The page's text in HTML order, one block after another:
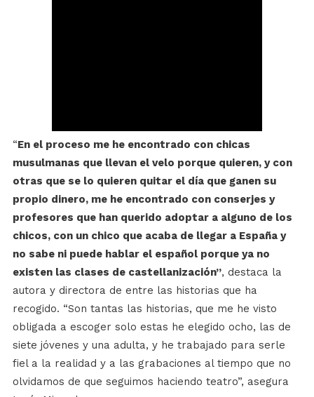
“En el proceso me he encontrado con chicas
musulmanas que llevan el velo porque quieren, y con
otras que se lo quieren quitar el día que ganen su
propio dinero, me he encontrado con conserjes y
profesores que han querido adoptar a alguno de los
chicos, con un chico que acaba de llegar a España y
no sabe ni puede hablar el español porque ya no
existen las clases de castellanización”, destaca la
autora y directora de entre las historias que ha
recogido. “Son tantas las historias, que me he visto
obligada a escoger solo estas he elegido ocho, las de
siete jóvenes y una adulta, y he trabajado para serle
fiel a la realidad y a las grabaciones al tiempo que no
olvidamos de que seguimos haciendo teatro”, asegura